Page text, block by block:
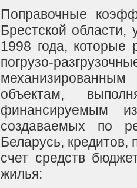
Поправочные
Брестской
1998 года, которые
погрузо-
объектам,
финансируемым
создаваемых по
Беларусь, кредитов,
счет средств
жилья: